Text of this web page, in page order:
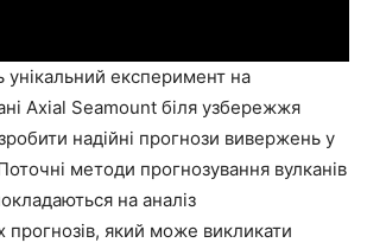
унікальний експеримент на
Axial Seamount біля узбережжя
надійні прогнози вивержень у
методи прогнозування вулканів
на аналіз
прогнозів, який може викликати